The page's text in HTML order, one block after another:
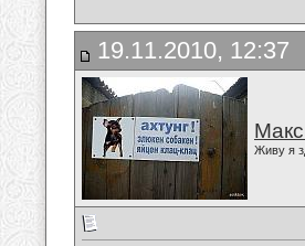
19.11.2010, 12:37
Живу я